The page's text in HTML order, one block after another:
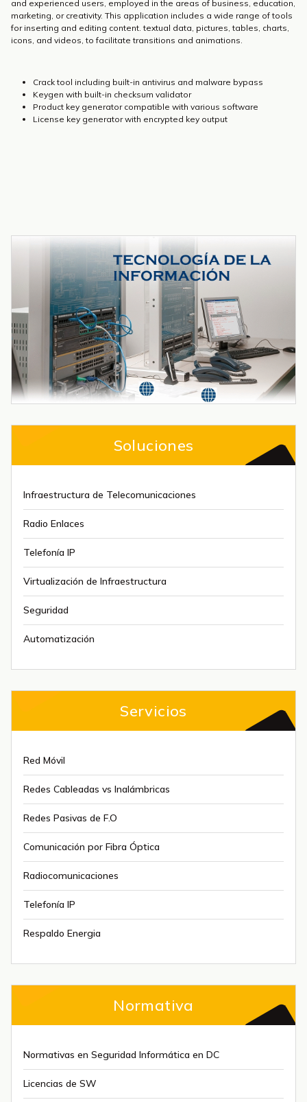
and experienced users, employed in the areas of business, education,
marketing, or creativity. This application includes a wide range of tools
for inserting and editing content. textual data, pictures, tables, charts,
icons, and videos, to facilitate transitions and animations.
Crack tool including built-in antivirus and malware bypass
Keygen with built-in checksum validator
Product key generator compatible with various software
License key generator with encrypted key output
Soluciones
Infraestructura de Telecomunicaciones
Radio Enlaces
Telefonía IP
Virtualización de Infraestructura
Seguridad
Automatización
Servicios
Red Móvil
Redes Cableadas vs Inalámbricas
Redes Pasivas de F.O
Comunicación por Fibra Óptica
Radiocomunicaciones
Telefonía IP
Respaldo Energia
Normativa
Normativas en Seguridad Informática en DC
Licencias de SW